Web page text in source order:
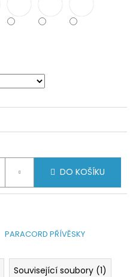
DO KOŠÍKU
PARACORD PŘÍVĚSKY
Související soubory (1)